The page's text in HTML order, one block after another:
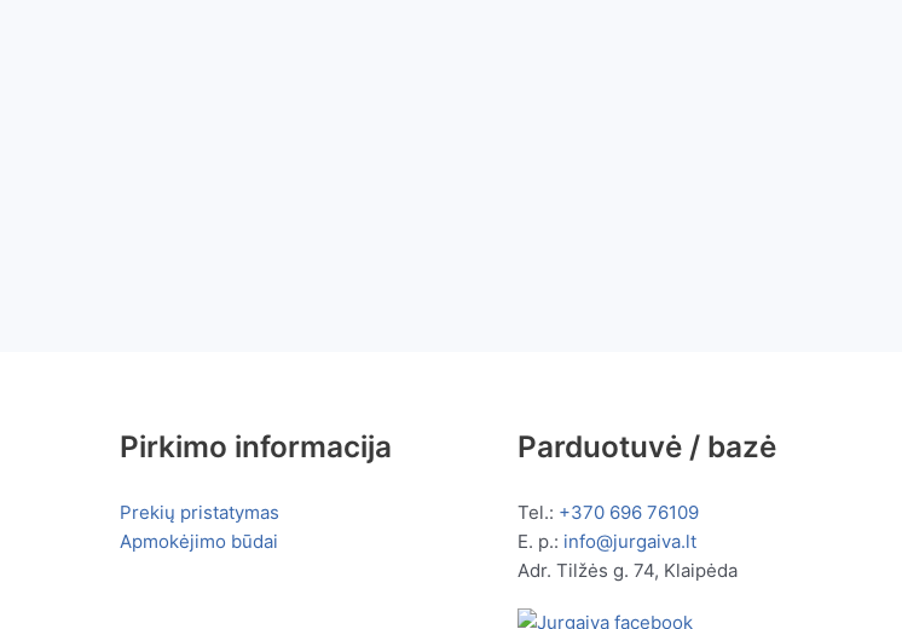
Pirkimo informacija
Prekių pristatymas
Apmokėjimo būdai
Parduotuvė / bazė
Tel.: +370 696 76109
E. p.: info@jurgaiva.lt
Adr. Tilžės g. 74, Klaipėda